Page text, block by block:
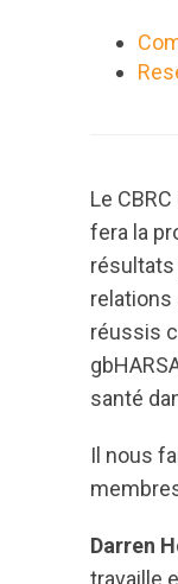
Le
fera la
résultats
relations
réussis
santé
Il nous
Darren
travaille